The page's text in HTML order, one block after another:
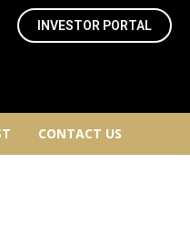
INVESTOR PORTAL
CONTACT US